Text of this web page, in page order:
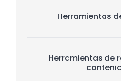
Herramientas
Herramientas de